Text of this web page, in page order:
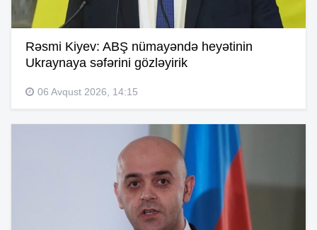
Rəsmi Kiyev: ABŞ nümayəndə heyətinin
Ukraynaya səfərini gözləyirik
06 Avqust 2026, 14:15